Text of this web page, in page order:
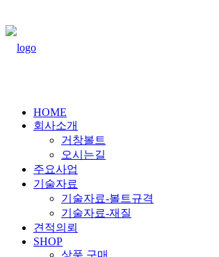
HOME
회사소개
거창볼트
오시는길
주요사업
기술자료
기술자료-볼트규격
기술자료-재질
견적의뢰
SHOP
상품 구매